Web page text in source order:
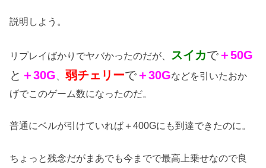
説明しよう。
リプレイばかりでヤバかったのだが、 スイカで＋50G
と ＋30G 、弱チェリーで＋30Gなどを引いたおか
げでこのゲーム数になったのだ。
普通にベルが引けていれば＋400Gにも到達できたのに。
ちょっと残念だがまあでも今までで最高上乗せなので良